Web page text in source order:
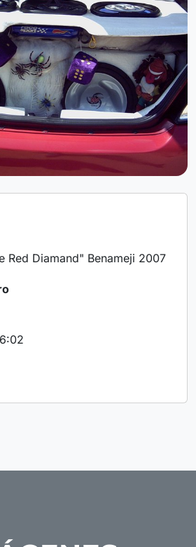
Red Diamand" Benameji 2007